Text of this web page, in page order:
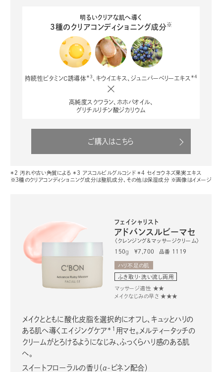
明るいクリアな肌へ導く
3種のクリアコンディショニング成分※
持続性ビタミンC誘導体＊3 、キウイエキス、ジュニパーベリーエキス ＊4
高純度スクワラン、ホホバオイル、
グリチルリチン酸ジカリウム
ご購入はこちら
＊2 汚れや古い角質による ＊3 アスコルビルグルコシド ＊4 セイヨウネズ果実エキス
※3種のクリアコンディショニング成分は整肌成分、その他は保湿成分 ※画像はイメージ
フェイシャリスト
アドバンスルビーマセ
〈クレンジング＆マッサージクリーム〉
150g ¥7,700 品番 1119
ハリ不足の肌
ふき取り・洗い流し両用
マッサージ適性 ★★
メイクなじみの早さ ★★★
メイクとともに酸化皮脂を選択的にオフし、キュッとハリの
ある肌へ導くエイジングケア＊1 用マセ。メルティータッチの
クリームがとろけるようになじみ、ふっくらハリ感のある肌
へ。
スイートフローラルの香り（α-ピネン配合）